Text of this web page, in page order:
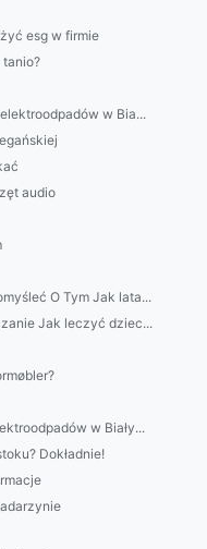
esg w firmie
w Bia...
audio
O Tym Jak lata...
Jak leczyć dziec...
w Biały...
Dokładnie!